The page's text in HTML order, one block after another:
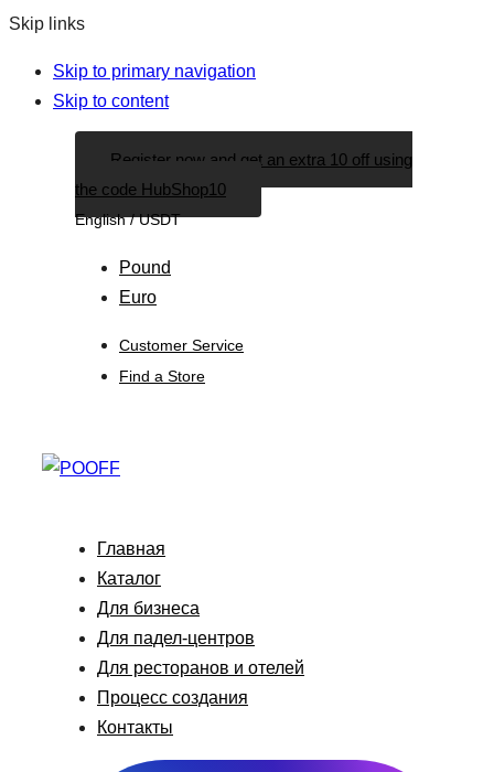
Skip links
Skip to primary navigation
Skip to content
Register now and get an extra 10 off using
the code HubShop10
English / USDT
Pound
Euro
Customer Service
Find a Store
Главная
Каталог
Для бизнеса
Для падел-центров
Для ресторанов и отелей
Процесс создания
Контакты